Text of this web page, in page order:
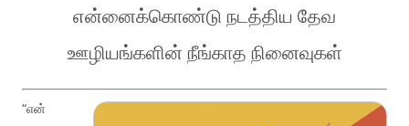
என்னைக்கொண்டு நடத்திய தேவ
ஊழியங்களின் நீங்காத நினைவுகள்
“என்